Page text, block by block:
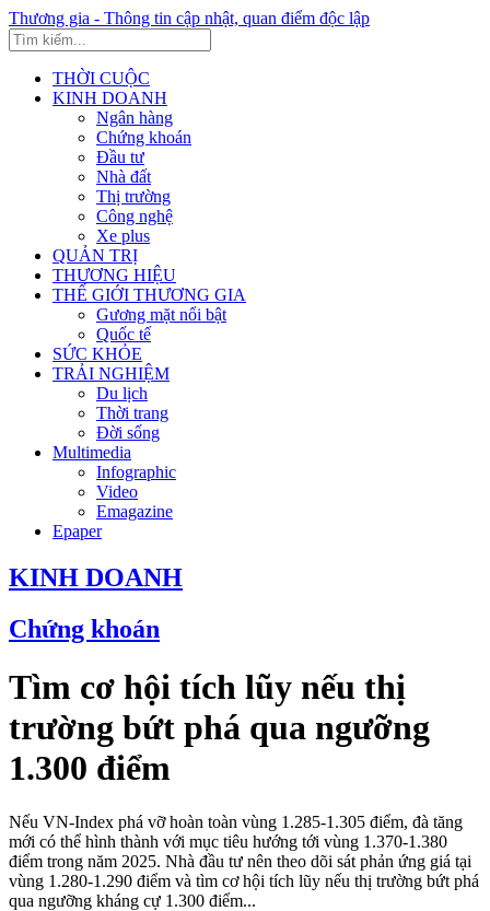
Thương gia - Thông tin cập nhật, quan điểm độc lập
THỜI CUỘC
KINH DOANH
Ngân hàng
Chứng khoán
Đầu tư
Nhà đất
Thị trường
Công nghệ
Xe plus
QUẢN TRỊ
THƯƠNG HIỆU
THẾ GIỚI THƯƠNG GIA
Gương mặt nổi bật
Quốc tế
SỨC KHỎE
TRẢI NGHIỆM
Du lịch
Thời trang
Đời sống
Multimedia
Infographic
Video
Emagazine
Epaper
KINH DOANH
Chứng khoán
Tìm cơ hội tích lũy nếu thị
trường bứt phá qua ngưỡng
1.300 điểm
Nếu VN-Index phá vỡ hoàn toàn vùng 1.285-1.305 điểm, đà tăng
mới có thể hình thành với mục tiêu hướng tới vùng 1.370-1.380
điểm trong năm 2025. Nhà đầu tư nên theo dõi sát phản ứng giá tại
vùng 1.280-1.290 điểm và tìm cơ hội tích lũy nếu thị trường bứt phá
qua ngưỡng kháng cự 1.300 điểm...